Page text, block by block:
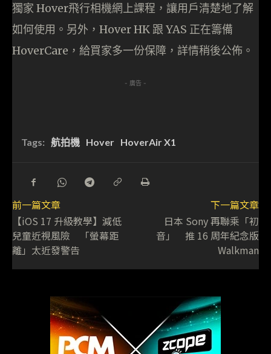
獨家 Hover飛行相機網上課程，讓用戶清楚地了解
如何使用。另外，Hover HK 跟 YAS 正在籌備
HoverCare，給買家多一份保障，詳情稍後公佈。
- 廣告 -
Tags: 航拍機 Hover HoverAir X1
前一篇文章
【iOS 17 升級教學】減低
兒童近視風險 「螢幕距
離」太近發警告
下一篇文章
日本 Sony 再聯乘「初
音」 推 16 周年紀念版
Walkman